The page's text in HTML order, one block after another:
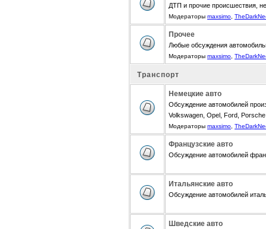
ДТП и прочие происшествия,
Модераторы maxsimo
Прочее
Любые обсуждения
Модераторы maxsimo
Транспорт
Немецкие авто
Обсуждение автомобилей
Volkswagen, Opel, Ford,
Модераторы maxsimo
Французские авто
Обсуждение автомобилей
Итальянские авто
Обсуждение автомобилей
Шведские авто